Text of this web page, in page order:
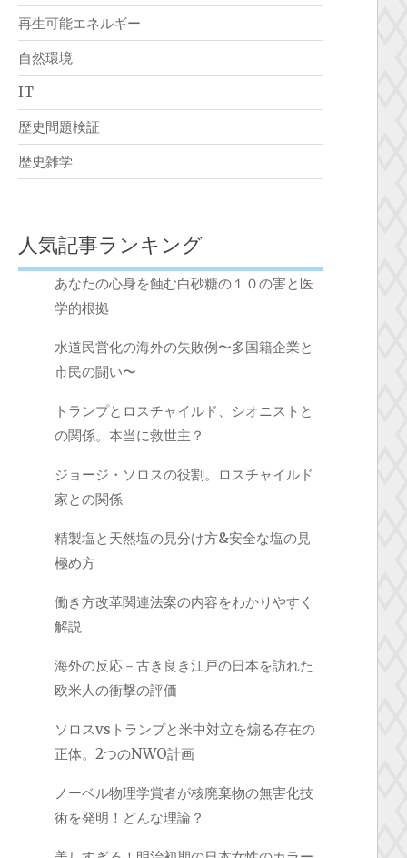
再生可能エネルギー
自然環境
IT
歴史問題検証
歴史雑学
人気記事ランキング
あなたの心身を蝕む白砂糖の１０の害と医
学的根拠
水道民営化の海外の失敗例〜多国籍企業と
市民の闘い〜
トランプとロスチャイルド、シオニストと
の関係。本当に救世主？
ジョージ・ソロスの役割。ロスチャイルド
家との関係
精製塩と天然塩の見分け方&安全な塩の見
極め方
働き方改革関連法案の内容をわかりやすく
解説
海外の反応－古き良き江戸の日本を訪れた
欧米人の衝撃の評価
ソロスvsトランプと米中対立を煽る存在の
正体。2つのNWO計画
ノーベル物理学賞者が核廃棄物の無害化技
術を発明！どんな理論？